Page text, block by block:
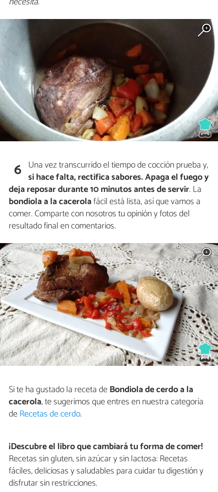
6 Una vez transcurrido el tiempo de cocción prueba y,
si hace falta, rectifica sabores.Apaga el fuego y
deja reposar durante 10 minutos antes de servir. La
bondiola a la cacerolafácil está lista, así que vamos a
comer. Comparte con nosotros tu opinión y fotos del
resultado final en comentarios.
Si te ha gustado la receta deBondiola de cerdo a la
cacerola, te sugerimos que entres en nuestra categoría
deRecetas de cerdo.
¡Descubre el libro que cambiará tu forma de comer!
Recetas sin gluten, sin azúcar y sin lactosa: Recetas
fáciles, deliciosas y saludables para cuidar tu digestión y
disfrutar sin restricciones.